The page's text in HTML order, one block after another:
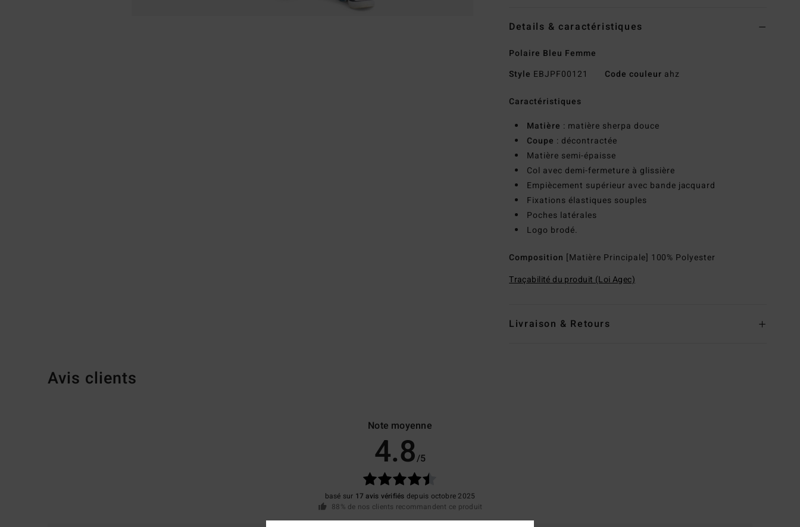
Details & caractéristiques
Polaire Bleu Femme
Style EBJPF00121 Code couleur ahz
Caractéristiques
Matière : matière sherpa douce
Coupe : décontractée
Matière semi-épaisse
Col avec demi-fermeture à glissière
Empiècement supérieur avec bande jacquard
Fixations élastiques souples
Poches latérales
Logo brodé.
Composition [Matière Principale] 100% Polyester
Traçabilité du produit (Loi Agec)
Livraison & Retours
Avis clients
Note moyenne
4.8/5
basé sur 17 avis vérifiés depuis octobre 2025
88% de nos clients recommandent ce produit